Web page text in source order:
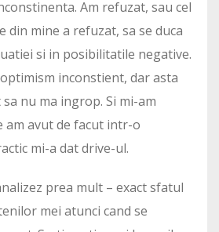
Am refuzat, sau cel
din mine a refuzat, sa se duca
si in posibilitatile negative.
inconstient, dar asta
nu ma ingrop. Si mi-am
avut de facut intr-o
mi-a dat drive-ul.
prea mult – exact sfatul
mei atunci cand se